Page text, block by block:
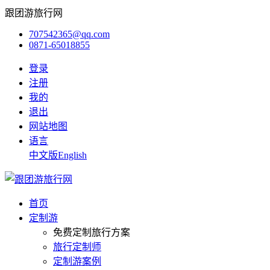
跟团游旅行网
707542365@qq.com
0871-65018855
登录
注册
我的
退出
网站地图
语言
中文版English
首页
定制游
免费定制旅行方案
旅行定制师
定制游案例